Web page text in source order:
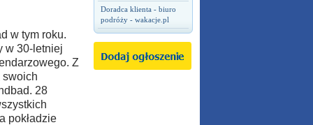
Doradca klienta - biuro
podróży - wakacje.pl
w tym roku.
w 30-letniej
Z
swoich
28
pokładzie